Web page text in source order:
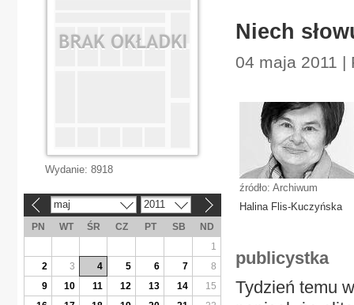
Niech
04 maja 2011 |
źródło: Archiwum
Halina Flis-Kuczyńska
publicystka
Tydzień temu
Wydanie: 8918
maj 2011
PN WT ŚR CZ PT SB
ND
1
2
3 4 5 6 7
8
9
10 11 12 13 14
15